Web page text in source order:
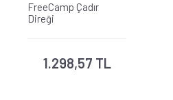
FreeCamp Çadır
Direği
1.298,57 TL